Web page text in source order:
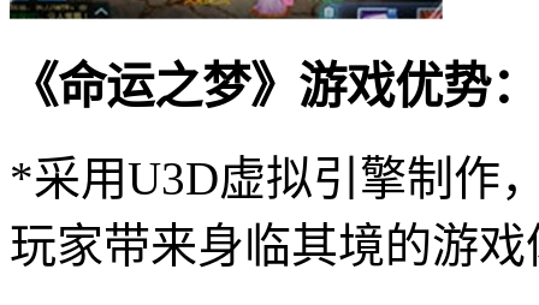
《命运之梦》游戏优势：
*采用U3D虚拟引擎制作
玩家带来身临其境的游戏